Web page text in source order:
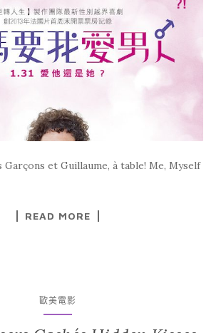
Garçons et Guillaume, à table! Me, Myself
READ MORE
歐美電影